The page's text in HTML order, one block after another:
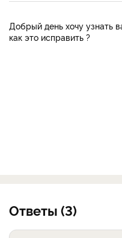
Добрый день хочу узнать
как это исправить ?
Ответы (3)